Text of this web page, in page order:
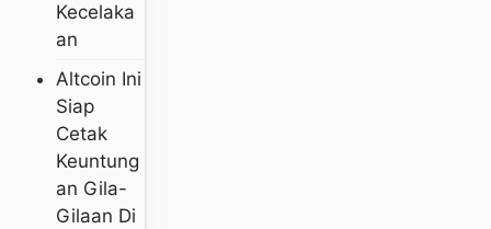
Kecelaka
An
Altcoin Ini
Siap
Cetak
Keuntung
An Gila-
Gilaan Di